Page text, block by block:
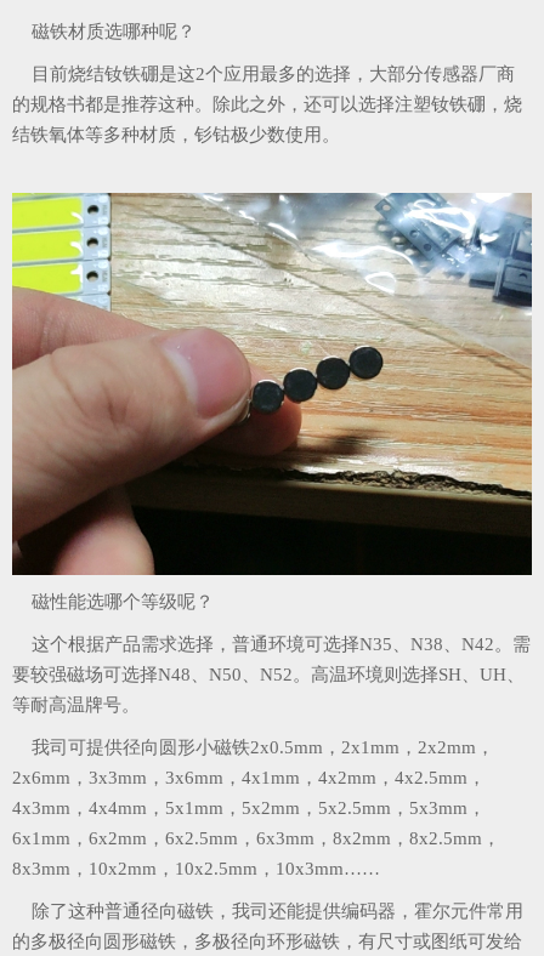
磁铁材质选哪种呢？
目前烧结钕铁硼是这2个应用最多的选择，大部分传感器厂商
的规格书都是推荐这种。除此之外，还可以选择注塑钕铁硼，烧
结铁氧体等多种材质，钐钴极少数使用。
磁性能选哪个等级呢？
这个根据产品需求选择，普通环境可选择N35、N38、N42。需
要较强磁场可选择N48、N50、N52。高温环境则选择SH、UH、
等耐高温牌号。
我司可提供径向圆形小磁铁2x0.5mm，2x1mm，2x2mm，
2x6mm，3x3mm，3x6mm，4x1mm，4x2mm，4x2.5mm，
4x3mm，4x4mm，5x1mm，5x2mm，5x2.5mm，5x3mm，
6x1mm，6x2mm，6x2.5mm，6x3mm，8x2mm，8x2.5mm，
8x3mm，10x2mm，10x2.5mm，10x3mm……
除了这种普通径向磁铁，我司还能提供编码器，霍尔元件常用
的多极径向圆形磁铁，多极径向环形磁铁，有尺寸或图纸可发给